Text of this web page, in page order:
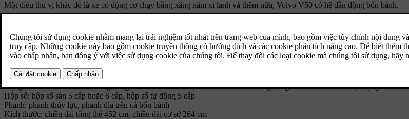
Một điều thú vị khác đó là xe có động cơ chạy bằng xăng năm xi lanh và thêm nữa, Volvo V50 có hệ dẫn động bốn bánh.
Mẫu xe: Volvo V50
Phiên bản: AWD
Năm sản xuất: 2003-2012
Số lượng: Sản xuất số lượng lớn
Thân xe: estate 5 cửa
Động cơ: DOHC 4 xi lanh thẳng hàng, 1.596 cc, 1.798 cc, DOHC 5 xi lanh thẳng hàng, 2.435, 2.521 cc hoặc động cơ
Hộp số: hộp số sàn 5 cấp hoặc 6 cấp, hộp số tự động 5 cấp
Phanh: phanh thủy lực, phanh đĩa trên cả bốn bánh
Kích thước: chiều dài tổng thể 452 cm, chiều dài cơ sở 264 cm